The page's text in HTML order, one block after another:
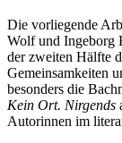
Die vorliegende
Wolf und Ingeborg
der zweiten Hälfte
Gemeinsamkeiten
besonders die
Kein Ort. Nirgends
Autorinnen im